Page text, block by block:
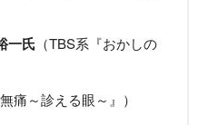
一氏 （TBS系『おかしの
痛～診える眼～』）